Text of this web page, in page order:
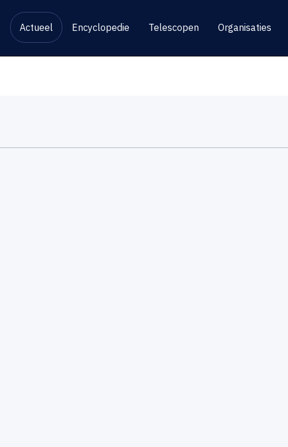
Actueel Encyclopedie Telescopen Organisaties